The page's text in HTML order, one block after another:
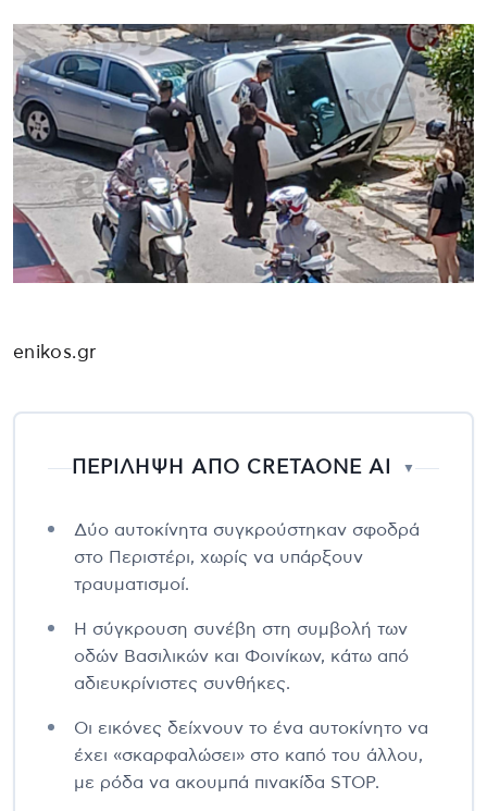
enikos.gr
ΠΕΡΙΛΗΨΗ ΑΠΟ CRETAONE AI ▼
Δύο αυτοκίνητα συγκρούστηκαν σφοδρά
στο Περιστέρι, χωρίς να υπάρξουν
τραυματισμοί.
Η σύγκρουση συνέβη στη συμβολή των
οδών Βασιλικών και Φοινίκων, κάτω από
αδιευκρίνιστες συνθήκες.
Οι εικόνες δείχνουν το ένα αυτοκίνητο να
έχει «σκαρφαλώσει» στο καπό του άλλου,
με ρόδα να ακουμπά πινακίδα STOP.